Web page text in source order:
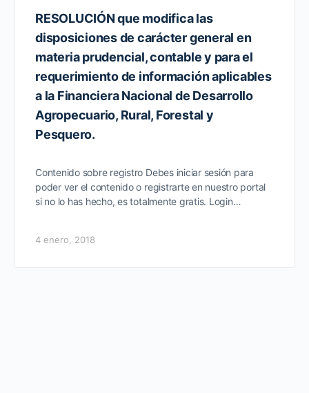
RESOLUCIÓN que modifica las
disposiciones de carácter general en
materia prudencial, contable y para el
requerimiento de información aplicables
a la Financiera Nacional de Desarrollo
Agropecuario, Rural, Forestal y
Pesquero.
Contenido sobre registro Debes iniciar sesión para
poder ver el contenido o registrarte en nuestro portal
si no lo has hecho, es totalmente gratis. Login…
4 enero, 2018